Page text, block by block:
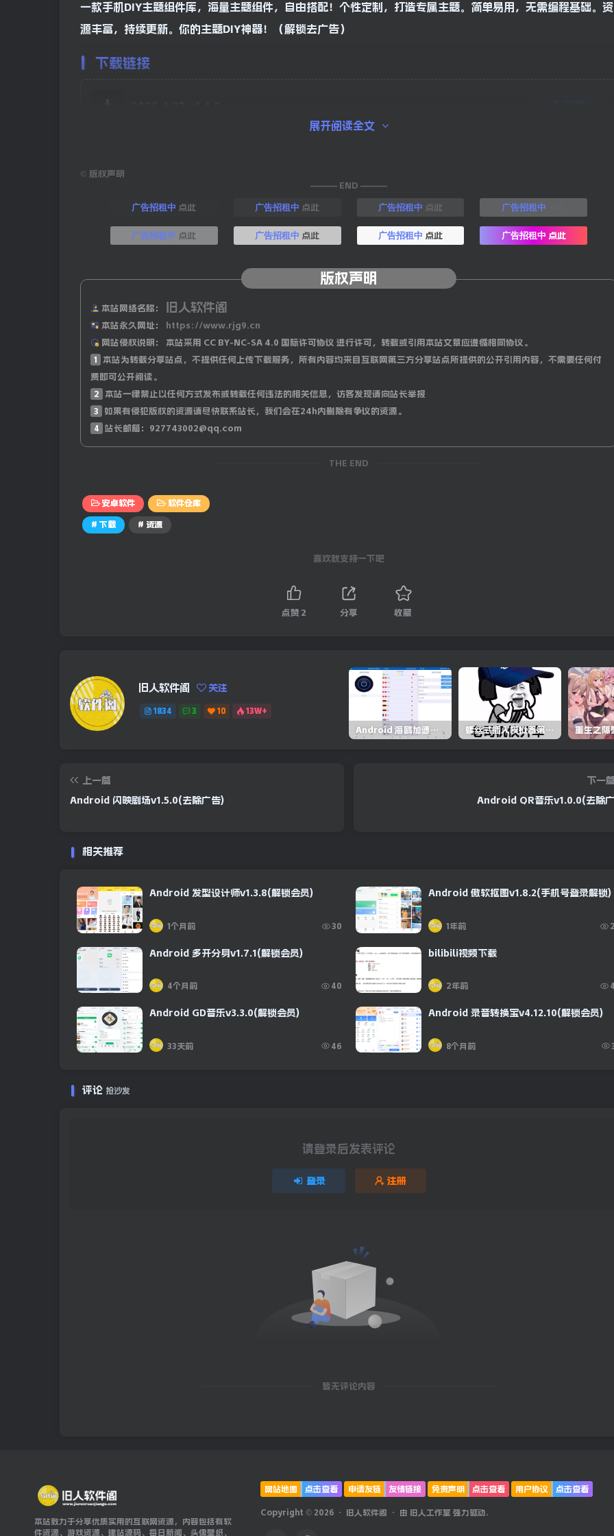
一款手机DIY主题组件库，海量主题组件，自由搭配！个性定制，打造专属主题。简单易用，无需编程基础。资
源丰富，持续更新。你的主题DIY神器！（解锁去广告）
下载链接
展开阅读全文
© 版权声明
——— END ———
广告招租中 点此 广告招租中 点此 广告招租中 点此 广告招租中
广告招租中 点此 广告招租中 点此 广告招租中 点此 广告招租中 点此
版权声明
本站网络名称： 旧人软件阁
本站永久网址：
https://www.rjg9.cn
网站侵权说明：
本站采用 CC BY-NC-SA 4.0 国际许可协议 进行许可，转载或引用本站文章应遵循相同协议。
1
本站为转载分享站点，不提供任何上传下载服务，所有内容均来自互联网第三方分享站点所提供的公开引用内容，不需要任何付
费即可公开阅读。
2
本站一律禁止以任何方式发布或转载任何违法的相关信息，访客发现请向站长举报
3
如果有侵犯版权的资源请尽快联系站长，我们会在24h内删除有争议的资源。
4 站长邮箱：927743002@qq.com
THE END
安卓软件 软件仓库
# 下载 # 资源
喜欢就支持一下吧
点赞 2 分享 收藏
旧人软件阁 关注
1834 3 10
13W+
Android 海鸥加速器v6.6.3(解锁会员)
螺丝式插入模拟器第5代/NejicomiSimulator.Vol.5.v1.0.2
上一篇
Android 闪映剧场v1.5.0(去除广告)
下一篇
Android QR音乐v1.0.0(去除
相关推荐
Android 发型设计师v1.3.8(解锁会员)
1个月前 30
Android 傲软抠图v1.8.2(手机号登录解锁)
1年前
Android 多开分身v1.7.1(解锁会员)
4个月前 40
bilibili视频下载
2年前
Android GD音乐v3.3.0(解锁会员)
33天前 46
Android 录音转换宝v4.12.10(解锁会员)
8个月前
评论 抢沙发
请登录后发表评论
登录 注册
暂无评论内容
本站致力于分享优质实用的互联网资源，内容包括有软
件资源、游戏资源、建站源码、每日新闻、头像壁纸、
网站地图 点击查看 申请友链 友情链接 免责声明 点击查看 用户协议 点击查看
Copyright © 2026 · 旧人软件阁 · 由 旧人工作室 强力驱动.